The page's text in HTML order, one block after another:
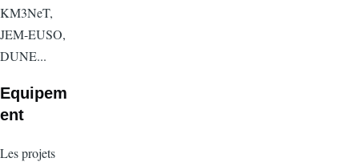
KM3NeT,
JEM-EUSO,
DUNE...
Equipem
ent
Les projets